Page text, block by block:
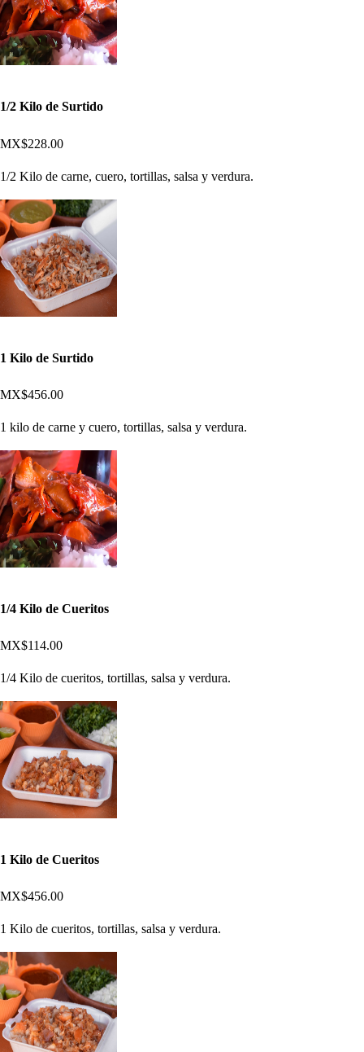
1/2 Kilo de Surtido
MX$228.00
1/2 Kilo de carne, cuero, tortillas, salsa y verdura.
1 Kilo de Surtido
MX$456.00
1 kilo de carne y cuero, tortillas, salsa y verdura.
1/4 Kilo de Cueritos
MX$114.00
1/4 Kilo de cueritos, tortillas, salsa y verdura.
1 Kilo de Cueritos
MX$456.00
1 Kilo de cueritos, tortillas, salsa y verdura.